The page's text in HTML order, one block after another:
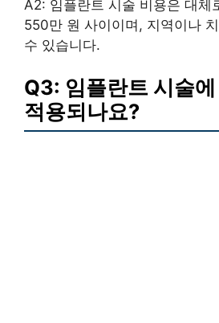
A2: 임플란트 시술 비용은 대체
550만 원 사이이며, 지역이나
수 있습니다.
Q3: 임플란트 시술
적용되나요?